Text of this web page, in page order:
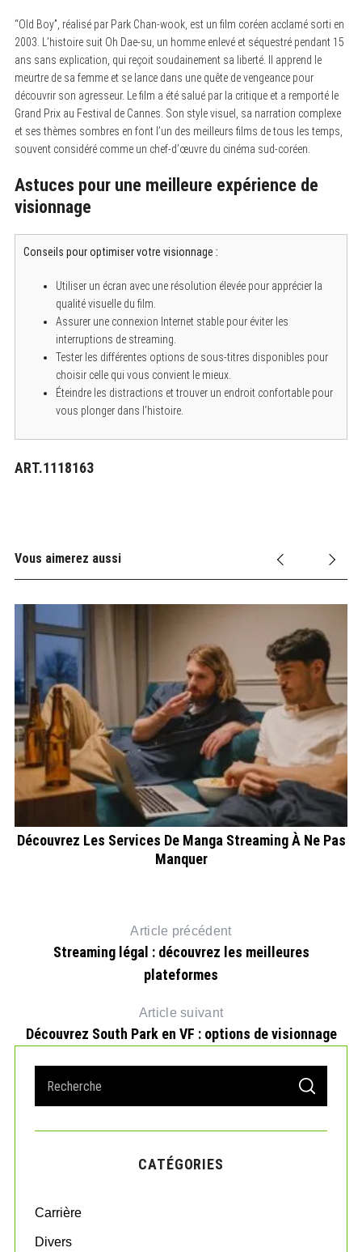
“Old Boy”, réalisé par Park Chan-wook, est un film coréen acclamé sorti en
2003. L’histoire suit Oh Dae-su, un homme enlevé et séquestré pendant 15
ans sans explication, qui reçoit soudainement sa liberté. Il apprend le
meurtre de sa femme et se lance dans une quête de vengeance pour
découvrir son agresseur. Le film a été salué par la critique et a remporté le
Grand Prix au Festival de Cannes. Son style visuel, sa narration complexe
et ses thèmes sombres en font l’un des meilleurs films de tous les temps,
souvent considéré comme un chef-d’œuvre du cinéma sud-coréen.
Astuces pour une meilleure expérience de
visionnage
Conseils pour optimiser votre visionnage :
Utiliser un écran avec une résolution élevée pour apprécier la
qualité visuelle du film.
Assurer une connexion Internet stable pour éviter les
interruptions de streaming.
Tester les différentes options de sous-titres disponibles pour
choisir celle qui vous convient le mieux.
Éteindre les distractions et trouver un endroit confortable pour
vous plonger dans l’histoire.
ART.1118163
Vous aimerez aussi
Découvrez Les Services De Manga Streaming À Ne Pas
Manquer
Article précédent
Streaming légal : découvrez les meilleures
plateformes
Article suivant
Découvrez South Park en VF : options de visionnage
a
r
o
:
S
A
C
CATÉGORIES
Carrière
Divers
o
: